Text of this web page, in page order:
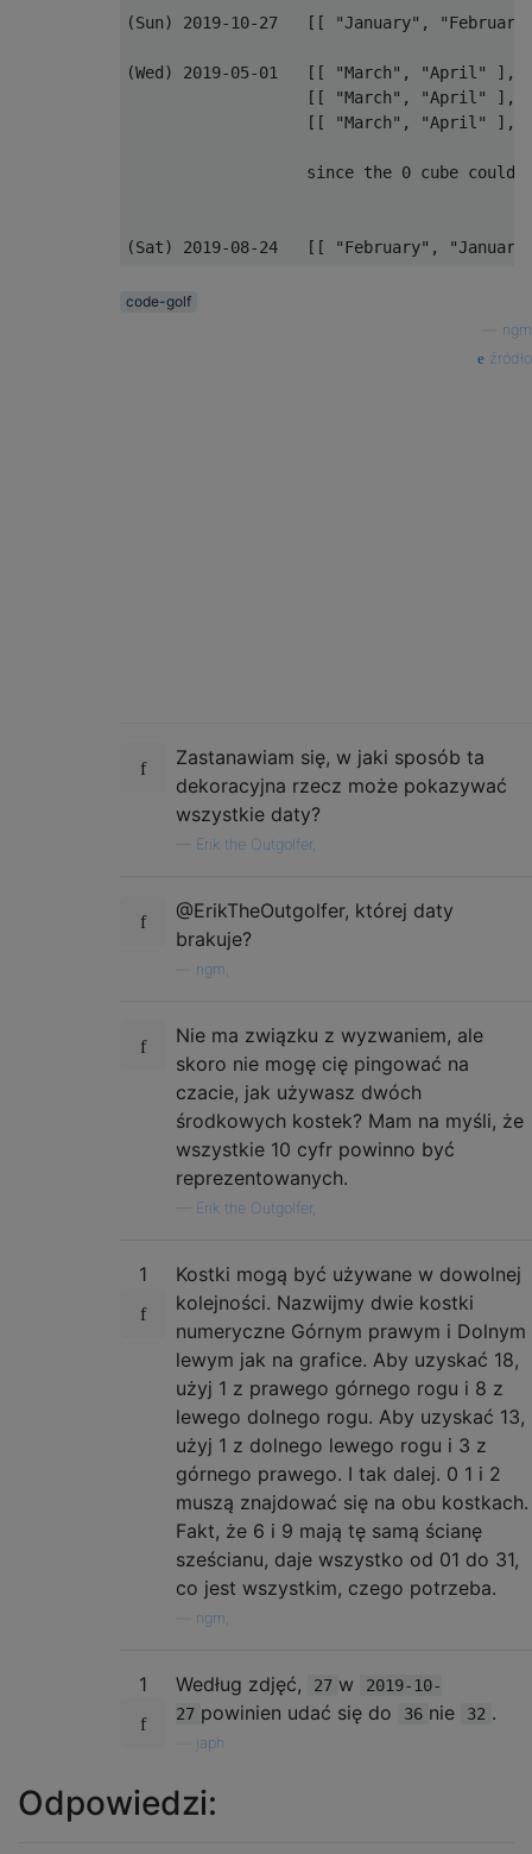
(Sun) 2019-10-27   [[ "January",
(Wed) 2019-05-01   [[ "March", "April"
[[ "March", "April" ],
[[ "March", "April" ],
since the 0 cube could
code-golf
ngm
źródło
Zastanawiam się, w jaki sposób ta
dekoracyjna rzecz może pokazywać
wszystkie daty?
Erik the Outgolfer,
@ErikTheOutgolfer, której daty
brakuje?
ngm,
Nie ma związku z wyzwaniem, ale
skoro nie mogę cię pingować na
czacie, jak używasz dwóch
środkowych kostek? Mam na myśli, że
wszystkie 10 cyfr powinno być
reprezentowanych.
Erik the Outgolfer,
1
Kostki mogą być używane w dowolnej
kolejności. Nazwijmy dwie kostki
numeryczne Górnym prawym i Dolnym
lewym jak na grafice. Aby uzyskać 18,
użyj 1 z prawego górnego rogu i 8 z
lewego dolnego rogu. Aby uzyskać 13,
użyj 1 z dolnego lewego rogu i 3 z
górnego prawego. I tak dalej. 0 1 i 2
muszą znajdować się na obu kostkach.
Fakt, że 6 i 9 mają tę samą ścianę
sześcianu, daje wszystko od 01 do 31,
co jest wszystkim, czego potrzeba.
ngm,
1 Według zdjęć, 27 w
2019-10-
27 powinien udać się do 36 nie 32 .
japh
Odpowiedzi: